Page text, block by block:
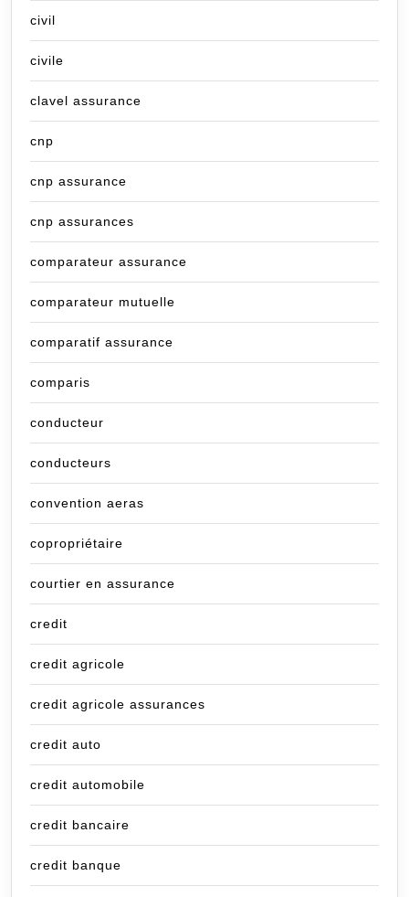
civil
civile
clavel assurance
cnp
cnp assurance
cnp assurances
comparateur assurance
comparateur mutuelle
comparatif assurance
comparis
conducteur
conducteurs
convention aeras
copropriétaire
courtier en assurance
credit
credit agricole
credit agricole assurances
credit auto
credit automobile
credit bancaire
credit banque